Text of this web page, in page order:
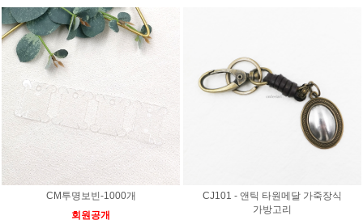
CM투명보빈-1000개
회원공개
CJ101 - 앤틱 타원메달 가죽장식
가방고리